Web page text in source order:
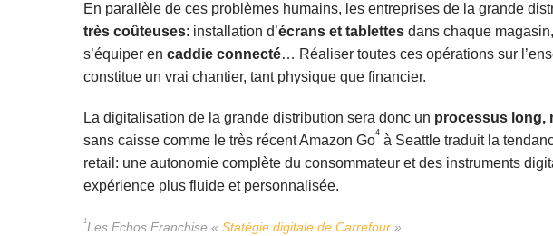
En parallèle de ces problèmes humains, les entreprises de la grande
très coûteuses: installation d’écrans et tablettes dans chaque
s’équiper en caddie connecté… Réaliser toutes ces opérations sur
constitue un vrai chantier, tant physique que financier.
La digitalisation de la grande distribution sera donc un processus long,
sans caisse comme le très récent Amazon Go4 à Seattle traduit la
retail: une autonomie complète du consommateur et des instruments
expérience plus fluide et personnalisée.
1Les Echos Franchise « Statégie digitale de Carrefour »